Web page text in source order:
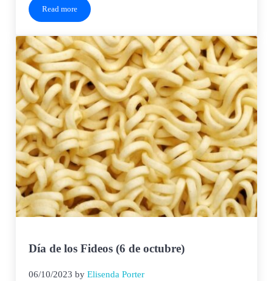
Read moreDía del Sombrero Loco (6 de octubre)
Día de los Fideos (6 de octubre)
06/10/2023 byElisenda Porter